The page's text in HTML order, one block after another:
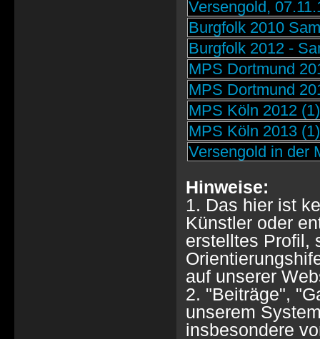
Versengold,
Burgfolk 2010
Burgfolk 2012 -
MPS Dortmund
MPS Dortmund
MPS Köln 2012 (1)
MPS Köln 2013 (1)
Versengold in der
Hinweise:
1. Das hier ist
Künstler oder
erstelltes Profil,
auf unserer
2. "Beiträge",
unserem
insbesondere